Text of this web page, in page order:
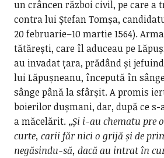
un crâncen război civil, pe care a
contra lui Ștefan Tomșa,
20 februarie–10 martie 1564).
tătărești, care îl aduceau pe
au invadat țara, prădând și
lui Lăpușneanu, începută în
sânge până la sfârșit. A promis
boierilor dușmani, dar, după ce
a măcelărit. „Și i-au chematu pre
curte, carii făr nici o grijă și de
negăsindu-să, dacă au intrat în